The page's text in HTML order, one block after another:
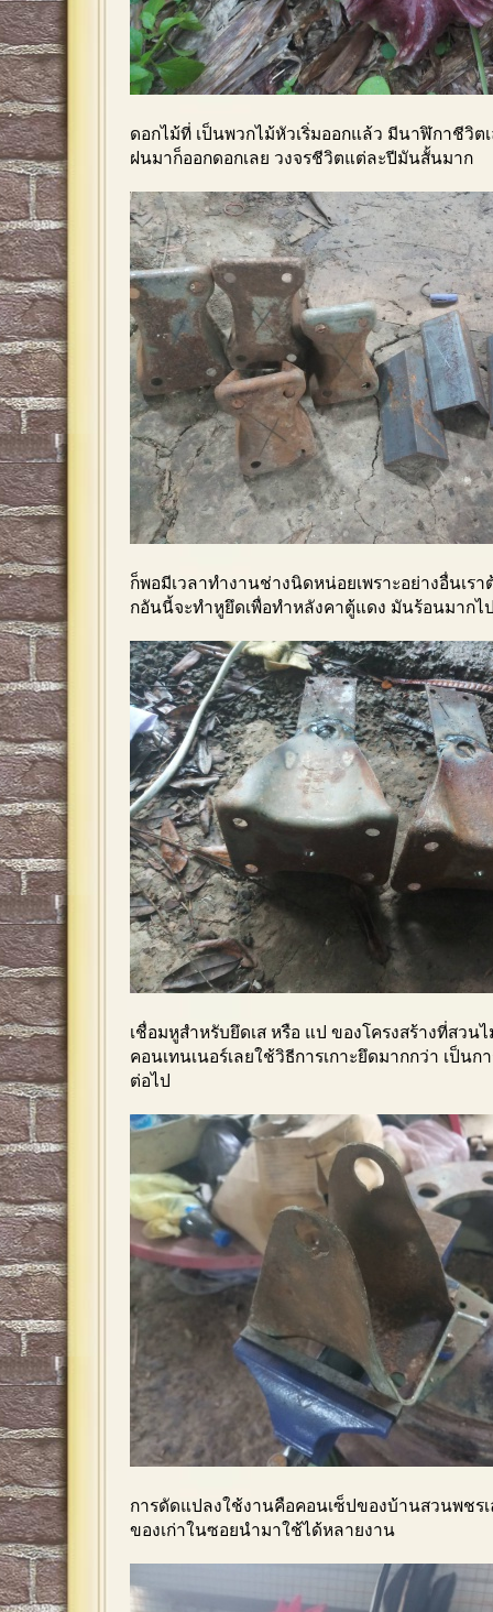
ดอกไม้ที่ เป็นพวกไม้หัวเริ่มออกแล้ว มีนาฬิกาชีวิ
ฝนมาก็ออกดอกเลย วงจรชีวิตแต่ละปีมันสั้นมาก
ก็พอมีเวลาทำงานช่างนิดหน่อยเพราะอย่างอื่นเรา
กอันนี้จะทำหูยึดเพื่อทำหลังคาตู้แดง มันร้อนมากไ
เชื่อมหูสำหรับยึดเส หรือ แป ของโครงสร้างที่สวน
คอนเทนเนอร์เลยใช้วิธีการเกาะยึดมากกว่า เป็น
ต่อไป
การดัดแปลงใช้งานคือคอนเซ็ปของบ้านสวนพชร
ของเก่าในซอยนำมาใช้ได้หลายงาน